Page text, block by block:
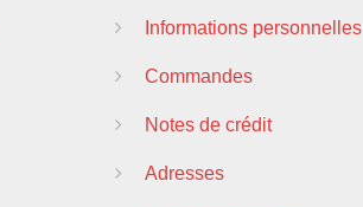
Informations personnelles
Commandes
Notes de crédit
Adresses